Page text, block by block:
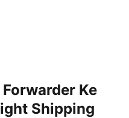
Ke
Shipping